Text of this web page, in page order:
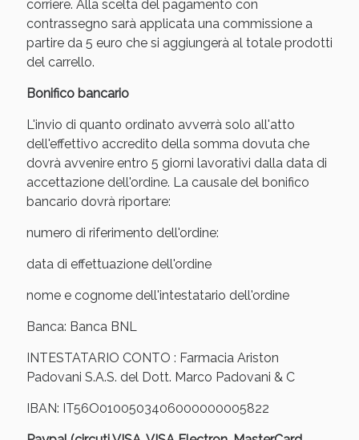
corriere. Alla scelta del pagamento con
contrassegno sarà applicata una commissione a
partire da 5 euro che si aggiungerà al totale prodotti
del carrello.
Bonifico bancario
L'invio di quanto ordinato avverrà solo all'atto
dell'effettivo accredito della somma dovuta che
dovrà avvenire entro 5 giorni lavorativi dalla data di
accettazione dell'ordine. La causale del bonifico
bancario dovrà riportare:
numero di riferimento dell'ordine:
data di effettuazione dell'ordine
nome e cognome dell'intestatario dell'ordine
Banca: Banca BNL
INTESTATARIO CONTO : Farmacia Ariston
Padovani S.A.S. del Dott. Marco Padovani & C
IBAN: IT56O0100503406000000005822
Sconto fino al 55% disponibile oggi!
Vie Urinarie e Prostata: Sconti fino al 45% oggi!